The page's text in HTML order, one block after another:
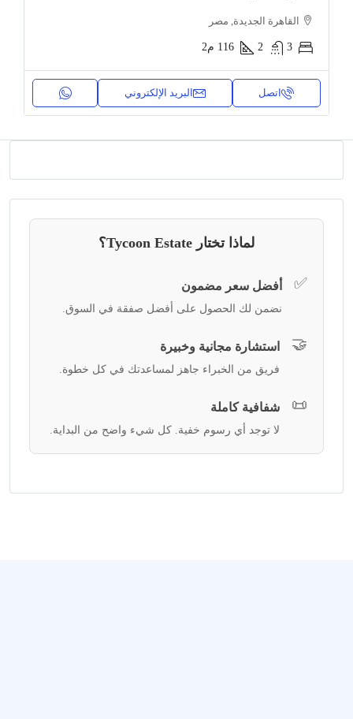
القاهرة الجديدة, مصر
3
2
116 م2
اتصل البريد الإلكتروني
لماذا تختار Tycoon Estate؟
✅ أفضل سعر مضمون
نضمن لك الحصول على أفضل صفقة في السوق.
🤝 استشارة مجانية وخبيرة
فريق من الخبراء جاهز لمساعدتك في كل خطوة.
📜 شفافية كاملة
لا توجد أي رسوم خفية. كل شيء واضح من البداية.